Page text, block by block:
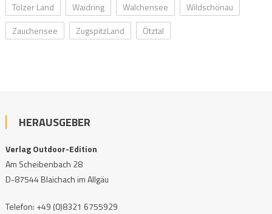
Tölzer Land
Waidring Walchensee
Wildschönau
Zauchensee
ZugspitzLand Ötztal
HERAUSGEBER
Verlag Outdoor-Edition
Am Scheibenbach 28
D-87544 Blaichach im Allgäu
Telefon: +49 (0)8321 6755929